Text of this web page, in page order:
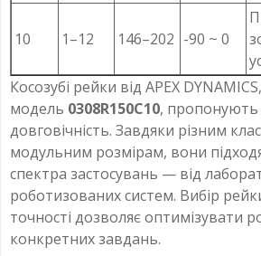
10 1–12 146–202 -90 ~ 0
Косозубі рейки від APEX
модель 0308R150C10, пропонують
довговічність. Завдяки різним
модульним розмірам, вони
спектра застосувань — від
роботизованих систем. Вибір
точності дозволяє оптимізувати
конкретних завдань.